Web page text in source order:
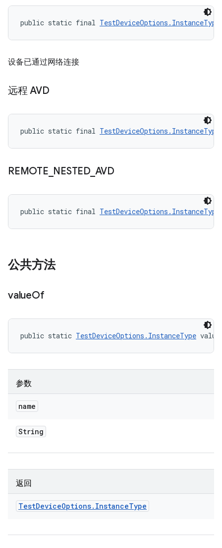
public static final TestDeviceOptions.InstanceType
设备已通过网络连接
远程 AVD
public static final TestDeviceOptions.InstanceType
REMOTE NESTED_ AVD
public static final TestDeviceOptions.InstanceType
公共方法
valueOf
public static TestDeviceOptions.InstanceType
参数
name
String
返回
TestDeviceOptions. InstanceType